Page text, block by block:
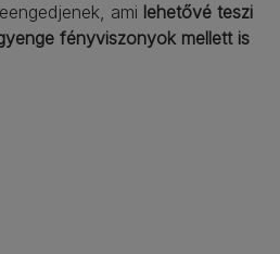
ami lehetővé teszi
fényviszonyok mellett is